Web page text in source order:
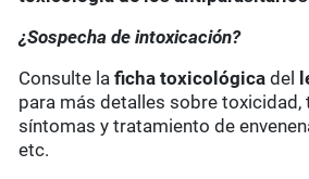
¿Sospecha de intoxicación?
Consulte laficha toxicológica del
para más detalles sobre toxicidad,
síntomas y tratamiento de
etc.